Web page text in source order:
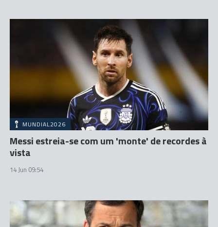
MUNDIAL2026
Messi estreia-se com um 'monte' de recordes à
vista
14 Jun 09:54